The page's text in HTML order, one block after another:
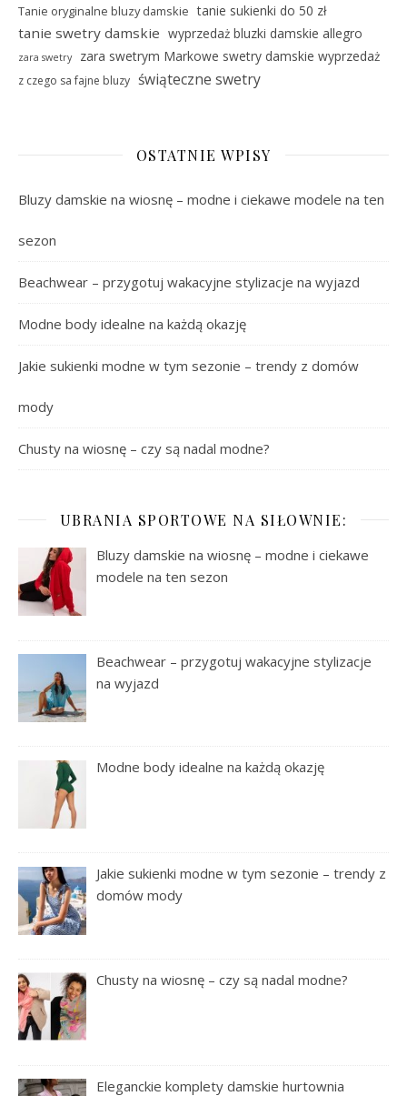
Tanie oryginalne bluzy damskie tanie sukienki do 50 zł
tanie swetry damskie wyprzedaż bluzki damskie allegro
zara swetry zara swetrym Markowe swetry damskie wyprzedaż
z czego sa fajne bluzy świąteczne swetry
OSTATNIE WPISY
Bluzy damskie na wiosnę – modne i ciekawe modele na ten
sezon
Beachwear – przygotuj wakacyjne stylizacje na wyjazd
Modne body idealne na każdą okazję
Jakie sukienki modne w tym sezonie – trendy z domów
mody
Chusty na wiosnę – czy są nadal modne?
UBRANIA SPORTOWE NA SIŁOWNIE:
Bluzy damskie na wiosnę – modne i ciekawe
modele na ten sezon
Beachwear – przygotuj wakacyjne stylizacje
na wyjazd
Modne body idealne na każdą okazję
Jakie sukienki modne w tym sezonie – trendy z
domów mody
Chusty na wiosnę – czy są nadal modne?
Eleganckie komplety damskie hurtownia